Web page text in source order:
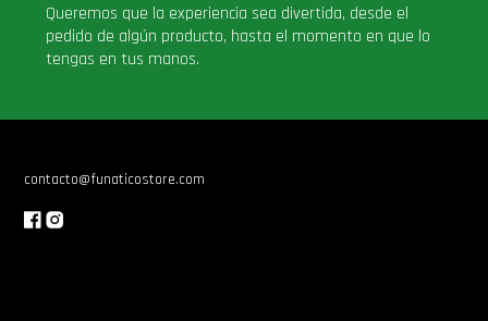
PRÓXIMAMENTE
Queremos que la experiencia sea divertida, desde el
pedido de algún producto, hasta el momento en que lo
tengas en tus manos.
contacto@funaticostore.com